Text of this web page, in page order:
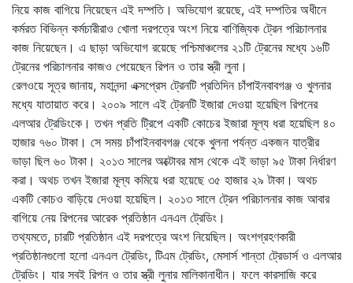
নিয়ে কাজ বাগিয়ে নিয়েছেন এই দম্পতি। অভিযোগ রয়েছে, এই দম্পতির অধীনে
কর্মরত বিভিন্ন কর্মচারীরাও খোলা দরপত্রে অংশ নিয়ে বাণিজ্যিক ট্রেন পরিচালনার
কাজ নিয়েছেন। এ ছাড়া অভিযোগ রয়েছে পশ্চিমাঞ্চলের ২১টি ট্রেনের মধ্যে ১৬টি
ট্রেনের পরিচালনার কাজও পেয়েছেন রিপন ও তার স্ত্রী লুনা।
রেলওয়ে সূত্র জানায়, মহানন্দা এক্সপ্রেস ট্রেনটি প্রতিদিন চাঁপাইনবাবগঞ্জ ও খুলনার
মধ্যে যাতায়াত করে। ২০০৯ সালে এই ট্রেনটি ইজারা দেওয়া হয়েছিল রিপনের
এলআর ট্রেডিংকে। তখন প্রতি ট্রিপে একটি কোচের ইজারা মূল্য ধরা হয়েছিল ৪০
হাজার ৭৬০ টাকা। সে সময় চাঁপাইনবাবগঞ্জ থেকে খুলনা পর্যন্ত একজন যাত্রীর
ভাড়া ছিল ৬০ টাকা। ২০১৩ সালের অক্টোবর মাস থেকে এই ভাড়া ৯৫ টাকা নির্ধারণ
করা। অথচ তখন ইজারা মূল্য কমিয়ে ধরা হয়েছে ৩৫ হাজার ২৯ টাকা। অথচ
একটি কোচও বাড়িয়ে দেওয়া হয়েছিল। ২০১৩ সালে ট্রেন পরিচালনার কাজ আবার
বাগিয়ে নেয় রিপনের আরেক প্রতিষ্ঠান এনএল ট্রেডিং।
তথ্যমতে, চারটি প্রতিষ্ঠান এই দরপত্রে অংশ নিয়েছিল। অংশগ্রহণকারী
প্রতিষ্ঠানগুলো হলো এনএল ট্রেডিং, টিএম ট্রেডিং, মেসার্স শান্তা ট্রেডার্স ও এলআর
ট্রেডিং। যার সবই রিপন ও তার স্ত্রী লুনার মালিকানাধীন। ফলে কারসাজি করে